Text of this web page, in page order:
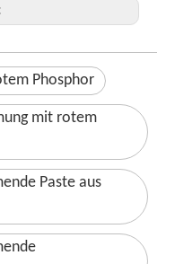
Phosphor
mit rotem
Paste aus